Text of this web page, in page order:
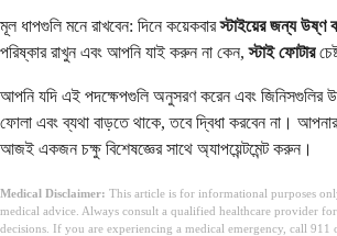
মূল ধাপগুলি মনে রাখবেন: দিনে কয়েকবারস্টাইয়ের জন্য উষ্ণ
পরিষ্কার রাখুন এবং আপনি যাই করুন না কেন,স্টাই ফোটার
আপনি যদি এই পদক্ষেপগুলি অনুসরণ করেন এবং জিনিসগুলির
ফোলা এবং ব্যথা বাড়তে থাকে, তবে দ্বিধা করবেন না।
আজই একজন চক্ষু বিশেষজ্ঞের সাথে অ্যাপয়েন্টমেন্ট করুন।
Medical Disclaimer: This article is for informational purposes
medical advice. Always consult a qualified healthcare provider
decisions. If you are experiencing a medical emergency, call 911